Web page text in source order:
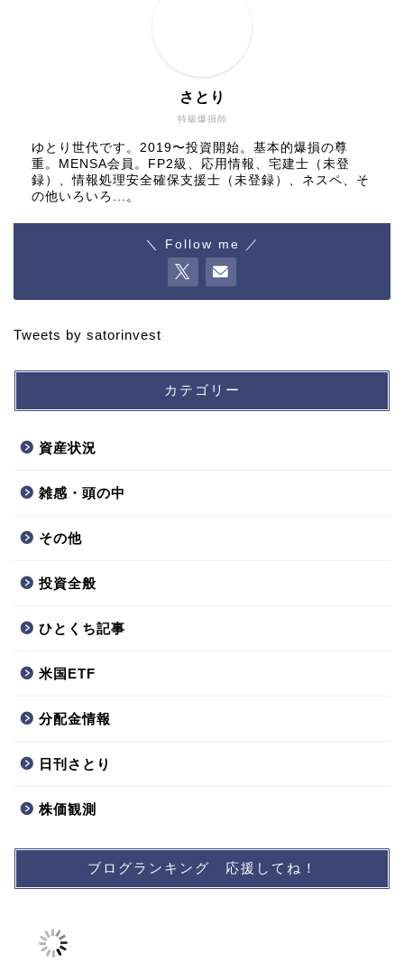
特級爆損師
さとり
ゆとり世代です。2019〜投資開始。基本的爆損の尊
重。MENSA会員。FP2級、応用情報、宅建士（未登
録）、情報処理安全確保支援士（未登録）、ネスペ、そ
の他いろいろ...。
＼ Follow me ／
Tweets by satorinvest
カテゴリー
資産状況
雑感・頭の中
その他
投資全般
ひとくち記事
米国ETF
分配金情報
日刊さとり
株価観測
ブログランキング 応援してね！